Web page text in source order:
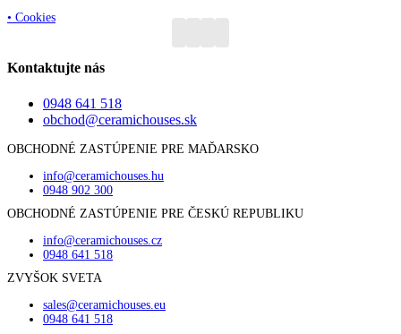
• Cookies
Kontaktujte nás
0948 641 518
obchod@ceramichouses.sk
OBCHODNÉ ZASTÚPENIE PRE MAĎARSKO
info@ceramichouses.hu
0948 902 300
OBCHODNÉ ZASTÚPENIE PRE ČESKÚ REPUBLIKU
info@ceramichouses.cz
0948 641 518
ZVYŠOK SVETA
sales@ceramichouses.eu
0948 641 518